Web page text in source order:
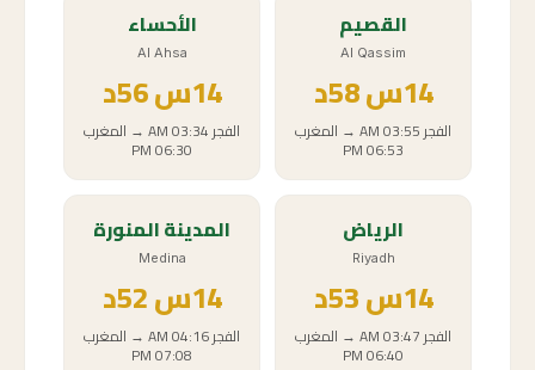
القصيم
Al Qassim
14س58د
الفجر03:55 AM
→ المغرب
06:53 PM
الأحساء
Al Ahsa
14س56د
الفجر03:34 AM
→ المغرب
06:30 PM
الرياض
Riyadh
14س
الفجر03:47 AM
→ المغرب
06:40 PM
المدينة المنورة
Medina
14س
الفجر04:16 AM
→ المغرب
07:08 PM